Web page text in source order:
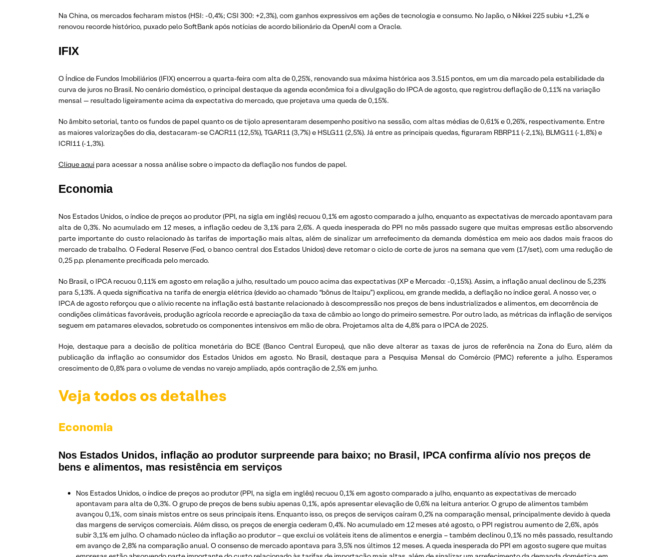
Na China, os mercados fecharam mistos (HSI: -0,4%; CSI 300: +2,3%), com ganhos expressivos em ações de tecnologia e consumo. No Japão, o Nikkei 225 subiu +1,2% e
renovou recorde histórico, puxado pelo SoftBank após notícias de acordo bilionário da OpenAI com a Oracle.
IFIX
O Índice de Fundos Imobiliários (IFIX) encerrou a quarta-feira com alta de 0,25%, renovando sua máxima histórica aos 3.515 pontos, em um dia marcado pela estabilidade da
curva de juros no Brasil. No cenário doméstico, o principal destaque da agenda econômica foi a divulgação do IPCA de agosto, que registrou deflação de 0,11% na variação
mensal — resultado ligeiramente acima da expectativa do mercado, que projetava uma queda de 0,15%.
No âmbito setorial, tanto os fundos de papel quanto os de tijolo apresentaram desempenho positivo na sessão, com altas médias de 0,61% e 0,26%, respectivamente. Entre
as maiores valorizações do dia, destacaram-se CACR11 (12,5%), TGAR11 (3,7%) e HSLG11 (2,5%). Já entre as principais quedas, figuraram RBRP11 (-2,1%), BLMG11 (-1,8%) e
ICRI11 (-1,3%).
Clique aqui para acessar a nossa análise sobre o impacto da deflação nos fundos de papel.
Economia
Nos Estados Unidos, o índice de preços ao produtor (PPI, na sigla em inglês) recuou 0,1% em agosto comparado a julho, enquanto as expectativas de mercado apontavam para
alta de 0,3%. No acumulado em 12 meses, a inflação cedeu de 3,1% para 2,6%. A queda inesperada do PPI no mês passado sugere que muitas empresas estão absorvendo
parte importante do custo relacionado às tarifas de importação mais altas, além de sinalizar um arrefecimento da demanda doméstica em meio aos dados mais fracos do
mercado de trabalho. O Federal Reserve (Fed, o banco central dos Estados Unidos) deve retomar o ciclo de corte de juros na semana que vem (17/set), com uma redução de
0,25 p.p. plenamente precificada pelo mercado.
No Brasil, o IPCA recuou 0,11% em agosto em relação a julho, resultado um pouco acima das expectativas (XP e Mercado: -0,15%). Assim, a inflação anual declinou de 5,23%
para 5,13%. A queda significativa na tarifa de energia elétrica (devido ao chamado “bônus de Itaipu”) explicou, em grande medida, a deflação no índice geral. A nosso ver, o
IPCA de agosto reforçou que o alívio recente na inflação está bastante relacionado à descompressão nos preços de bens industrializados e alimentos, em decorrência de
condições climáticas favoráveis, produção agrícola recorde e apreciação da taxa de câmbio ao longo do primeiro semestre. Por outro lado, as métricas da inflação de serviços
seguem em patamares elevados, sobretudo os componentes intensivos em mão de obra. Projetamos alta de 4,8% para o IPCA de 2025.
Hoje, destaque para a decisão de política monetária do BCE (Banco Central Europeu), que não deve alterar as taxas de juros de referência na Zona do Euro, além da
publicação da inflação ao consumidor dos Estados Unidos em agosto. No Brasil, destaque para a Pesquisa Mensal do Comércio (PMC) referente a julho. Esperamos
crescimento de 0,8% para o volume de vendas no varejo ampliado, após contração de 2,5% em junho.
Veja todos os detalhes
Economia
Nos Estados Unidos, inflação ao produtor surpreende para baixo; no Brasil, IPCA confirma alívio nos preços de
bens e alimentos, mas resistência em serviços
Nos Estados Unidos, o índice de preços ao produtor (PPI, na sigla em inglês) recuou 0,1% em agosto comparado a julho, enquanto as expectativas de mercado
apontavam para alta de 0,3%. O grupo de preços de bens subiu apenas 0,1%, após apresentar elevação de 0,6% na leitura anterior. O grupo de alimentos também
avançou 0,1%, com sinais mistos entre os seus principais itens. Enquanto isso, os preços de serviços caíram 0,2% na comparação mensal, principalmente devido à queda
das margens de serviços comerciais. Além disso, os preços de energia cederam 0,4%. No acumulado em 12 meses até agosto, o PPI registrou aumento de 2,6%, após
subir 3,1% em julho. O chamado núcleo da inflação ao produtor – que exclui os voláteis itens de alimentos e energia – também declinou 0,1% no mês passado, resultando
em avanço de 2,8% na comparação anual. O consenso de mercado apontava para 3,5% nos últimos 12 meses. A queda inesperada do PPI em agosto sugere que muitas